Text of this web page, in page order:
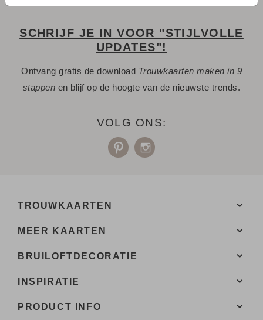
SCHRIJF JE IN VOOR "STIJLVOLLE
UPDATES"!
Ontvang gratis de download Trouwkaarten maken in 9
stappen en blijf op de hoogte van de nieuwste trends.
VOLG ONS:
TROUWKAARTEN
MEER KAARTEN
BRUILOFTDECORATIE
INSPIRATIE
PRODUCT INFO